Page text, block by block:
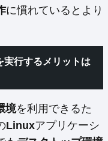
に慣れているとより
行するメリットは
境を利用できるた
Linuxアプリケーシ